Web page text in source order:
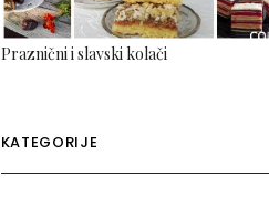
Praznični i slavski kolači
KATEGORIJE